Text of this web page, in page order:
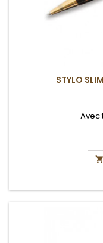
STYLO
Avec
